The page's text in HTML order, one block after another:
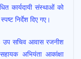
कार्यदायी संस्थाओं को
निर्देश दिए गए।
उप सचिव आवास रजनीश
अभियंता आकांक्षा